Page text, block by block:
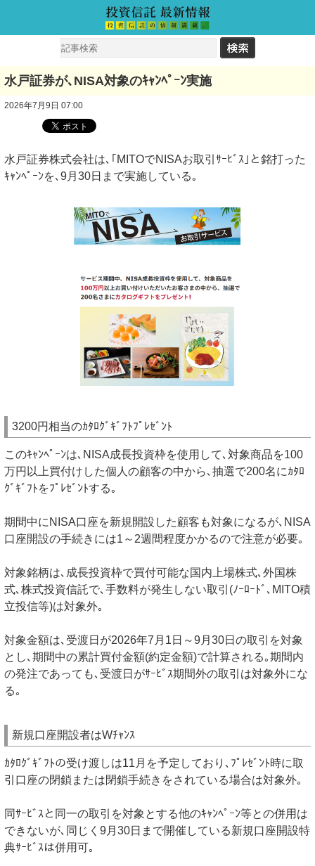
水戸証券が､NISA対象のｷｬﾝﾍﾟｰﾝ実施
2026年7月9日 07:00
水戸証券株式会社は､｢MITOでNISAお取引ｻｰﾋﾞｽ｣と銘打った
ｷｬﾝﾍﾟｰﾝを､9月30日まで実施している｡
3200円相当のｶﾀﾛｸﾞｷﾞﾌﾄﾌﾟﾚｾﾞﾝﾄ
このｷｬﾝﾍﾟｰﾝは､NISA成長投資枠を使用して､対象商品を100
万円以上買付けした個人の顧客の中から､抽選で200名にｶﾀﾛ
ｸﾞｷﾞﾌﾄをﾌﾟﾚｾﾞﾝﾄする｡
期間中にNISA口座を新規開設した顧客も対象になるが､NISA
口座開設の手続きには1～2週間程度かかるので注意が必要｡
対象銘柄は､成長投資枠で買付可能な国内上場株式､外国株
式､株式投資信託で､手数料が発生しない取引(ﾉｰﾛｰﾄﾞ､MITO積
立投信等)は対象外｡
対象金額は､受渡日が2026年7月1日～9月30日の取引を対象
とし､期間中の累計買付金額(約定金額)で計算される｡期間内
の発注であっても､受渡日がｻｰﾋﾞｽ期間外の取引は対象外にな
る｡
新規口座開設者はWﾁｬﾝｽ
ｶﾀﾛｸﾞｷﾞﾌﾄの受け渡しは11月を予定しており､ﾌﾟﾚｾﾞﾝﾄ時に取
引口座の閉鎖または閉鎖手続きをされている場合は対象外｡
同ｻｰﾋﾞｽと同一の取引を対象とする他のｷｬﾝﾍﾟｰﾝ等との併用は
できないが､同じく9月30日まで開催している新規口座開設特
典ｻｰﾋﾞｽは併用可｡